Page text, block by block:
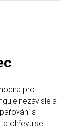
pro
nezávisle a
a
ohřevu se